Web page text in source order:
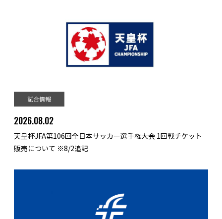
試合情報
2026.08.02
天皇杯JFA第106回全日本サッカー選手権大会 1回戦チケット
販売について ※8/2追記